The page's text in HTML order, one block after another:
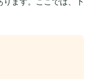
ります。ここでは、下